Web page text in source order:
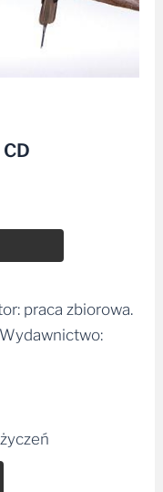
praca zbiorowa.